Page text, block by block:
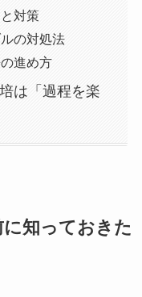
対策
の対処法
進め方
は「過程を楽
知っておきた